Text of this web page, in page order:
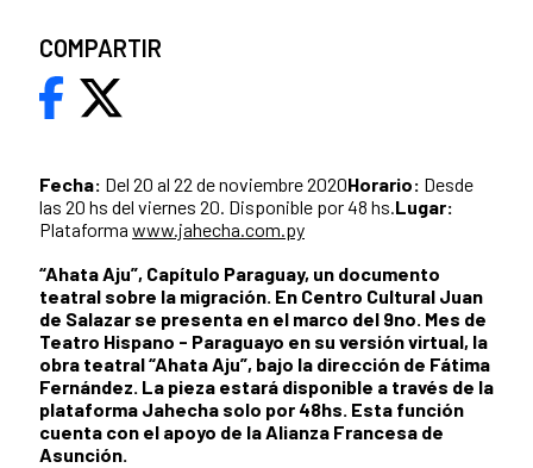
Fecha: Del 20 al 22 de noviembre 2020Horario: Desde
las 20 hs del viernes 20. Disponible por 48 hs.Lugar:
Plataforma www.jahecha.com.py
“Ahata Aju”, Capítulo Paraguay, un documento
teatral sobre la migración. En Centro Cultural Juan
de Salazar se presenta en el marco del 9no. Mes de
Teatro Hispano - Paraguayo en su versión virtual, la
obra teatral “Ahata Aju”, bajo la dirección de Fátima
Fernández. La pieza estará disponible a través de la
plataforma Jahecha solo por 48hs. Esta función
cuenta con el apoyo de la Alianza Francesa de
Asunción.
COMPARTIR